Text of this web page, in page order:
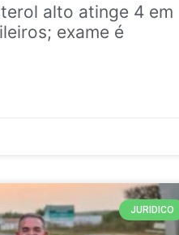
alto atinge 4 em
exame é
JURIDICO